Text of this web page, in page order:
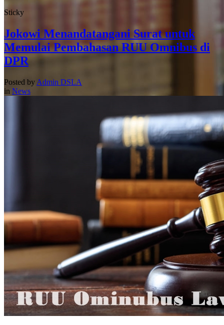
DSLA (Daud Silalahi & Lawencon Associates) Blog(Page 8)
Sticky
Jokowi Menandatangani Surat untuk
Memulai Pembahasan RUU Omnibus di
DPR
Posted by Admin DSLA
in News